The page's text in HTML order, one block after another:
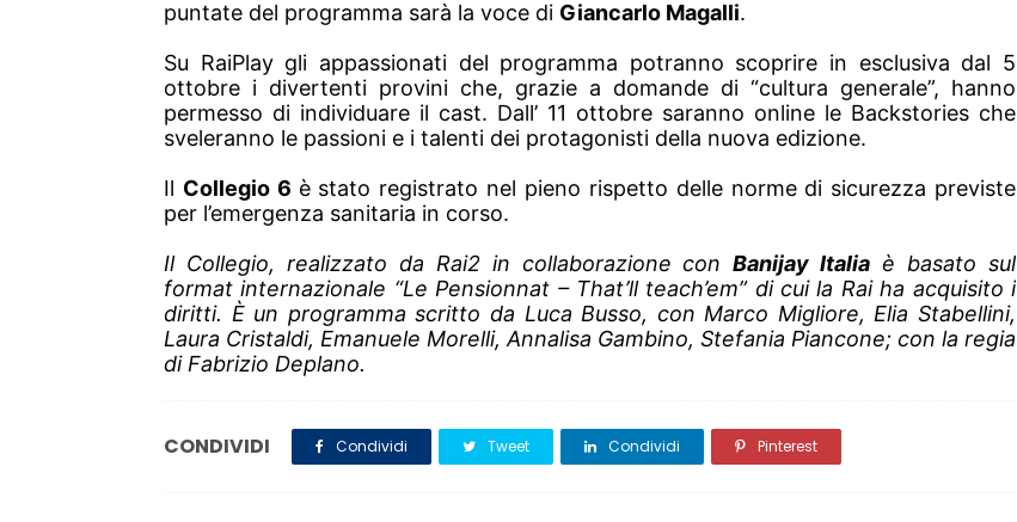
puntate del programma sarà la voce di Giancarlo Magalli.
Su RaiPlay gli appassionati del programma potranno scoprire in esclusiva dal 5
ottobre i divertenti provini che, grazie a domande di “cultura generale”, hanno
permesso di individuare il cast. Dall’ 11 ottobre saranno online le Backstories che
sveleranno le passioni e i talenti dei protagonisti della nuova edizione.
Il Collegio 6 è stato registrato nel pieno rispetto delle norme di sicurezza previste
per l’emergenza sanitaria in corso.
Il Collegio, realizzato da Rai2 in collaborazione conBanijay Italia è basato sul
format internazionale “Le Pensionnat – That’ll teach’em” di cui la Rai ha acquisito i
diritti. È un programma scritto da Luca Busso, con Marco Migliore, Elia Stabellini,
Laura Cristaldi, Emanuele Morelli, Annalisa Gambino, Stefania Piancone; con la regia
di Fabrizio Deplano.
CONDIVIDI Condividi Tweet Condividi Pinterest